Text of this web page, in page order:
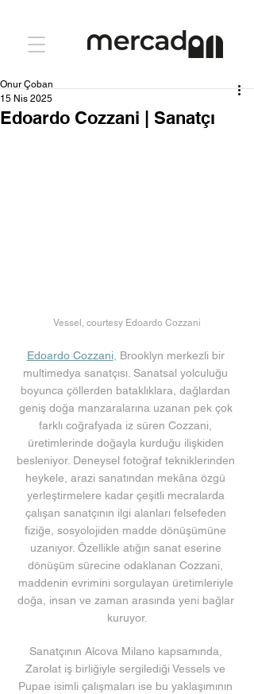
Edoardo Cozzani | Sanatçı
Onur Çoban
15 Nis 2025
Vessel, courtesy Edoardo Cozzani
Edoardo Cozzani, Brooklyn merkezli bir
multimedya sanatçısı. Sanatsal yolculuğu
boyunca çöllerden bataklıklara, dağlardan
geniş doğa manzaralarına uzanan pek çok
farklı coğrafyada iz süren Cozzani,
üretimlerinde doğayla kurduğu ilişkiden
besleniyor. Deneysel fotoğraf tekniklerinden
heykele, arazi sanatından mekâna özgü
yerleştirmelere kadar çeşitli mecralarda
çalışan sanatçının ilgi alanları felsefeden
fiziğe, sosyolojiden madde dönüşümüne
uzanıyor. Özellikle atığın sanat eserine
dönüşüm sürecine odaklanan Cozzani,
maddenin evrimini sorgulayan üretimleriyle
doğa, insan ve zaman arasında yeni bağlar
kuruyor.
Sanatçının Alcova Milano kapsamında,
Zarolat iş birliğiyle sergilediği Vessels ve
Pupae isimli çalışmaları ise bu yaklaşımının